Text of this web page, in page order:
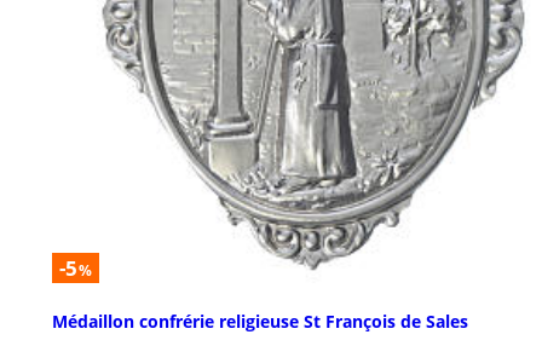
-5%
Médaillon confrérie religieuse St François de Sales